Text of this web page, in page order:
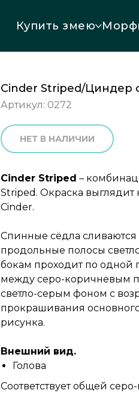
Купить змею
Cinder Striped/Циндер
Артикул: 0272
НЕТ В НАЛИЧИИ
Cinder Striped –
Striped. Окраска выглядит
Cinder.
Спинные сёдла
продольные полосы
бокам проходит по одной
между серо-коричневым
светло-серым фоном с
прокрашивания
рисунка.
Внешний вид.
Голова
Соответствует общей